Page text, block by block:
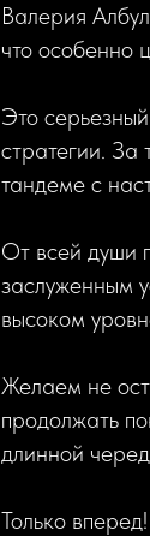
Валерия
что особенно
Это
стратегии. За
тандеме с
От всей души
заслуженным
высоком
Желаем не
продолжать
длинной
Только